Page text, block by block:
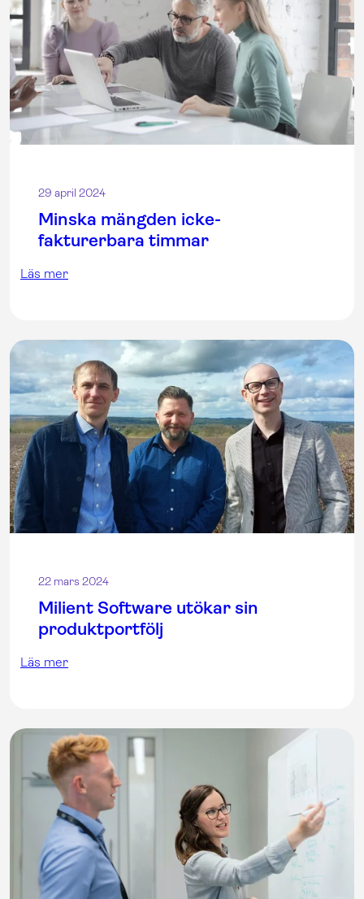
29 april 2024
Minska mängden icke-
fakturerbara timmar
Läs mer
22 mars 2024
Milient Software utökar sin
produktportfölj
Läs mer